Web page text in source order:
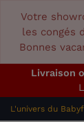
Votre
les congés
Bonnes
Livraison
L'univers du